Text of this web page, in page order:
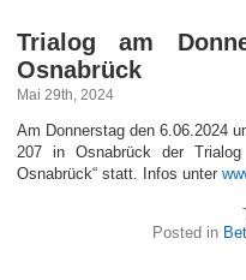
Trialog am
Osnabrück
Mai 29th, 2024
Am Donnerstag den 6.06.2024
207 in Osnabrück der
Osnabrück“ statt. Infos unter
Posted in